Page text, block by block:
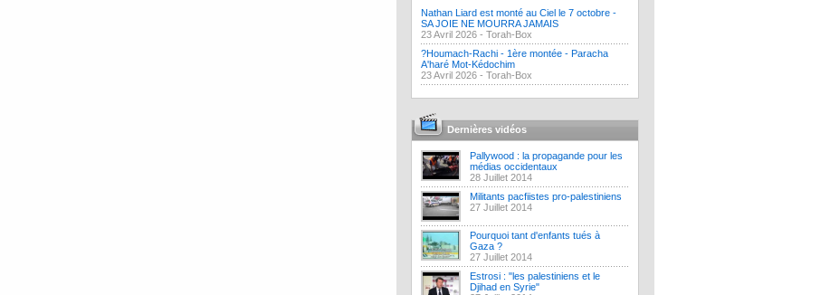
Nathan Liard est monté au Ciel le 7 octobre -
SA JOIE NE MOURRA JAMAIS
23 Avril 2026 - Torah-Box
?Houmach-Rachi - 1ère montée - Paracha
A'haré Mot-Kédochim
23 Avril 2026 - Torah-Box
Dernières vidéos
Pallywood : la propagande pour les
médias occidentaux
28 Juillet 2014
Militants pacfiistes pro-palestiniens
27 Juillet 2014
Pourquoi tant d'enfants tués à
Gaza ?
27 Juillet 2014
Estrosi : "les palestiniens et le
Djihad en Syrie"